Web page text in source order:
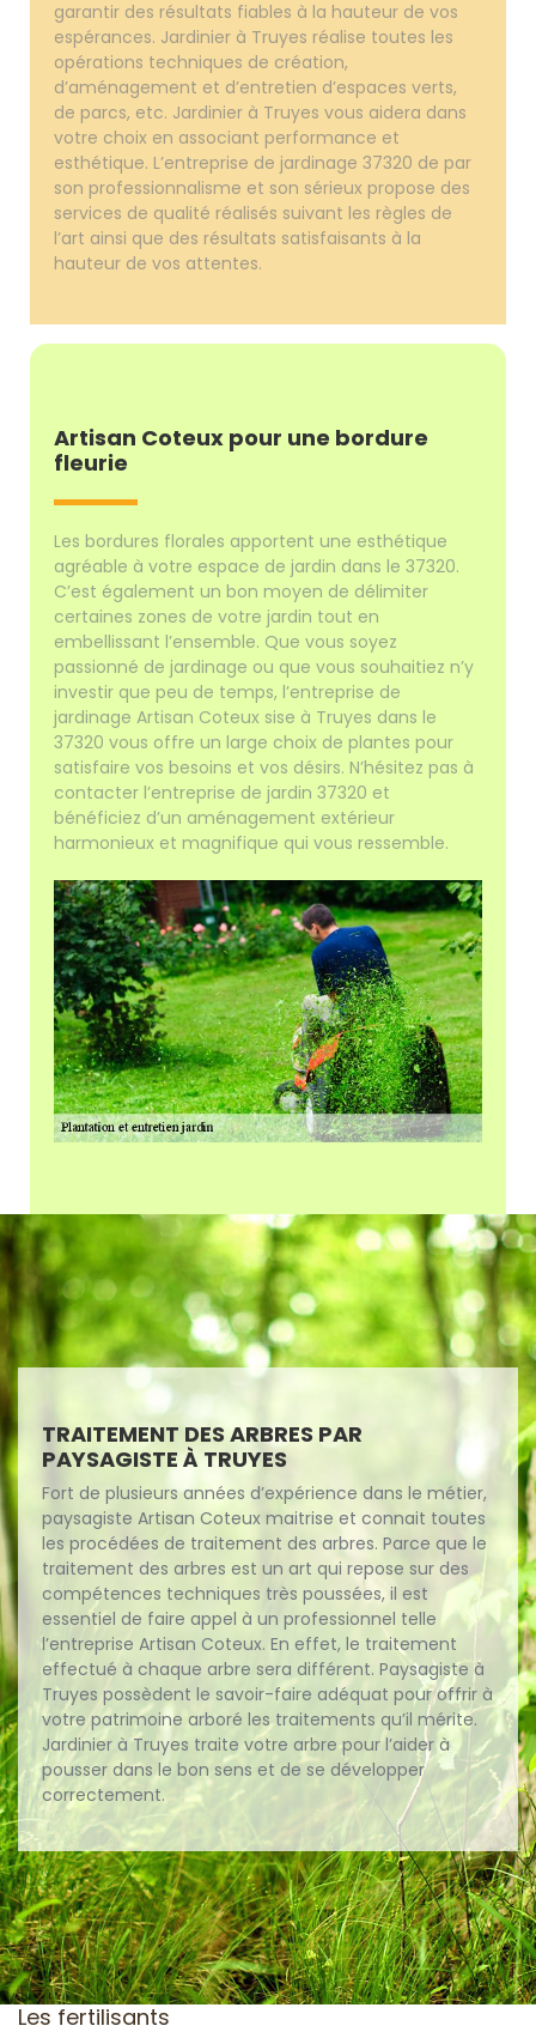
garantir des résultats fiables à la hauteur de vos
espérances. Jardinier à Truyes réalise toutes les
opérations techniques de création,
d’aménagement et d’entretien d’espaces verts,
de parcs, etc. Jardinier à Truyes vous aidera dans
votre choix en associant performance et
esthétique. L’entreprise de jardinage 37320 de par
son professionnalisme et son sérieux propose des
services de qualité réalisés suivant les règles de
l’art ainsi que des résultats satisfaisants à la
hauteur de vos attentes.
Artisan Coteux pour une bordure
fleurie
Les bordures florales apportent une esthétique
agréable à votre espace de jardin dans le 37320.
C’est également un bon moyen de délimiter
certaines zones de votre jardin tout en
embellissant l’ensemble. Que vous soyez
passionné de jardinage ou que vous souhaitiez n’y
investir que peu de temps, l’entreprise de
jardinage Artisan Coteux sise à Truyes dans le
37320 vous offre un large choix de plantes pour
satisfaire vos besoins et vos désirs. N’hésitez pas à
contacter l’entreprise de jardin 37320 et
bénéficiez d’un aménagement extérieur
harmonieux et magnifique qui vous ressemble.
TRAITEMENT DES ARBRES PAR
PAYSAGISTE À TRUYES
Fort de plusieurs années d’expérience dans le métier,
paysagiste Artisan Coteux maitrise et connait toutes
les procédées de traitement des arbres. Parce que le
traitement des arbres est un art qui repose sur des
compétences techniques très poussées, il est
essentiel de faire appel à un professionnel telle
l’entreprise Artisan Coteux. En effet, le traitement
effectué à chaque arbre sera différent. Paysagiste à
Truyes possèdent le savoir-faire adéquat pour offrir à
votre patrimoine arboré les traitements qu’il mérite.
Jardinier à Truyes traite votre arbre pour l’aider à
pousser dans le bon sens et de se développer
correctement.
Les fertilisants